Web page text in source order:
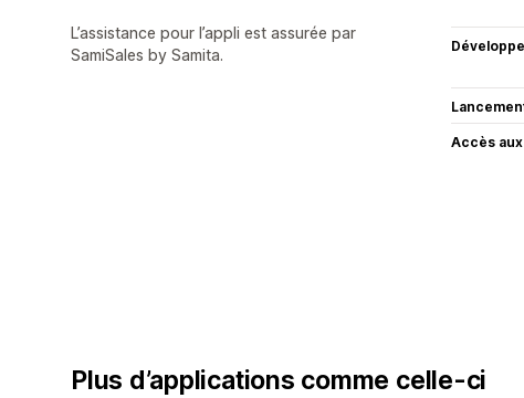
L’assistance pour l’appli est assurée par
SamiSales by Samita.
Accès
Plus d’applications comme celle-ci